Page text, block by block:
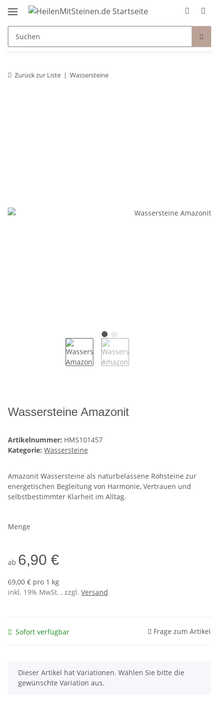
Zurück zur Liste Wassersteine
Wassersteine Amazonit
Artikelnummer: HMS101457
Kategorie: Wassersteine
Amazonit Wassersteine als naturbelassene Rohsteine zur
energetischen Begleitung von Harmonie, Vertrauen und
selbstbestimmter Klarheit im Alltag.
Menge
ab 6,90 €
69,00 € pro 1 kg
inkl. 19% MwSt. , zzgl. Versand
Sofort verfügbar Frage zum Artikel
x
Dieser Artikel hat Variationen. Wählen Sie bitte die
gewünschte Variation aus.